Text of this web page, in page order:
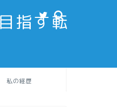
指す転
私の経歴